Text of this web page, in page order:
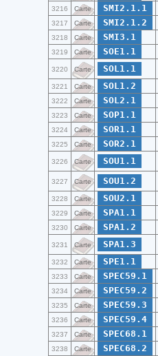
3216 Carte SMI2.1.1
3217 Carte SMI2.1.2
3218 Carte SMI3.1
3219 Carte SOE1.1
3220 Carte SOL1.1
3221 Carte SOL1.2
3222 Carte SOL2.1
3223 Carte SOP1.1
3224 Carte SOR1.1
3225 Carte SOR2.1
3226 Carte SOU1.1
3227 Carte SOU1.2
3228 Carte SOU2.1
3229 Carte SPA1.1
3230 Carte SPA1.2
3231 Carte SPA1.3
3232 Carte SPE1.1
3233 Carte SPEC59.1
3234 Carte SPEC59.2
3235 Carte SPEC59.3
3236 Carte SPEC59.4
3237 Carte SPEC68.1
3238 Carte SPEC68.2